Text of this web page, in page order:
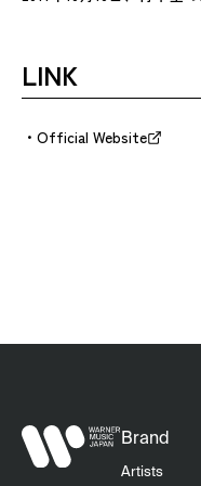
LINK
Official Website
Brand
Artists